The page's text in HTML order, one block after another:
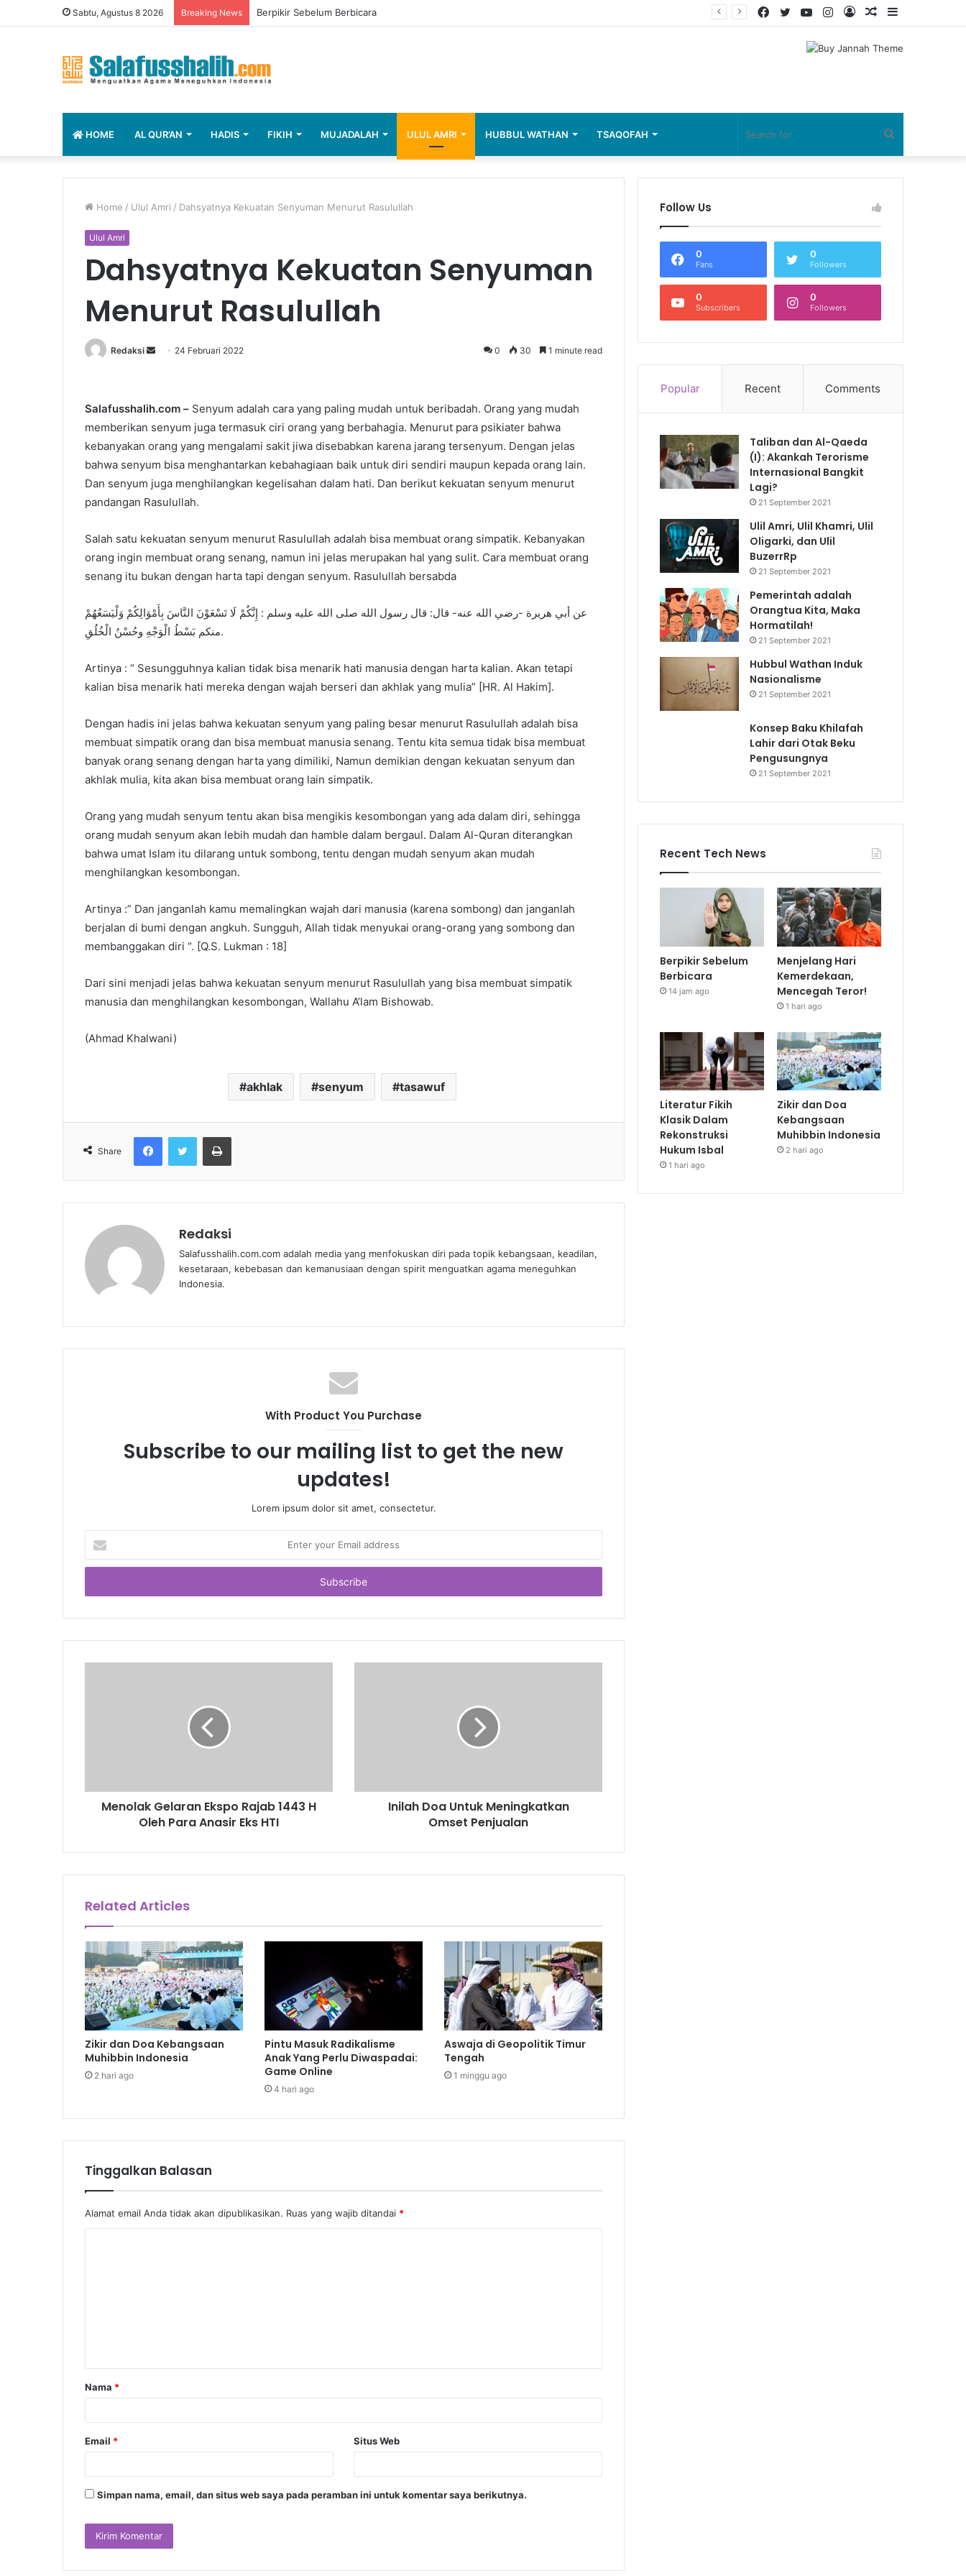
Sabtu, Agustus 8 2026 Breaking News Berpikir Sebelum Berbicara
Random
Log
Instagram
YouTube
Twitter
Facebook
HOME AL QUR’AN HADIS FIKIH MUJADALAH ULUL AMRI HUBBUL WATHAN TSAQOFAH
for
Home / Ulul Amri / Dahsyatnya Kekuatan Senyuman Menurut Rasulullah
Ulul Amri
Dahsyatnya Kekuatan Senyuman
Menurut Rasulullah
Redaksi
m
a
i
24 Februari 2022 0 30 1 minute read
Salafusshalih.com – Senyum adalah cara yang paling mudah untuk beribadah. Orang yang mudah
memberikan senyum juga termasuk ciri orang yang berbahagia. Menurut para psikiater bahwa
kebanyakan orang yang mengalami sakit jiwa disebabkan karena jarang tersenyum. Dengan jelas
bahwa senyum bisa menghantarkan kebahagiaan baik untuk diri sendiri maupun kepada orang lain.
Dan senyum juga menghilangkan kegelisahan dalam hati. Dan berikut kekuatan senyum menurut
pandangan Rasulullah.
Salah satu kekuatan senyum menurut Rasulullah adalah bisa membuat orang simpatik. Kebanyakan
orang ingin membuat orang senang, namun ini jelas merupakan hal yang sulit. Cara membuat orang
senang itu bukan dengan harta tapi dengan senyum. Rasulullah bersabda
عن أبي هريرة -رضي الله عنه- قال: قال رسول الله صلى الله عليه وسلم : إِنَّكُمْ لَا تَسْعَوْنَ النَّاسَ بِأَمْوَالِكُمْ وَلْيَسَعُهُمْ
منكم بَسْطُ الْوَجْهِ وحُسْنُ الْخُلُقِ.
Artinya : “ Sesungguhnya kalian tidak bisa menarik hati manusia dengan harta kalian. Akan tetapi
kalian bisa menarik hati mereka dengan wajah berseri dan akhlak yang mulia” [HR. Al Hakim].
Dengan hadis ini jelas bahwa kekuatan senyum yang paling besar menurut Rasulullah adalah bisa
membuat simpatik orang dan bisa membuat manusia senang. Tentu kita semua tidak bisa membuat
banyak orang senang dengan harta yang dimiliki, Namun demikian dengan kekuatan senyum dan
akhlak mulia, kita akan bisa membuat orang lain simpatik.
Orang yang mudah senyum tentu akan bisa mengikis kesombongan yang ada dalam diri, sehingga
orang mudah senyum akan lebih mudah dan hamble dalam bergaul. Dalam Al-Quran diterangkan
bahwa umat Islam itu dilarang untuk sombong, tentu dengan mudah senyum akan mudah
menghilangkan kesombongan.
Artinya :” Dan janganlah kamu memalingkan wajah dari manusia (karena sombong) dan janganlah
berjalan di bumi dengan angkuh. Sungguh, Allah tidak menyukai orang-orang yang sombong dan
membanggakan diri “. [Q.S. Lukman : 18]
Dari sini menjadi jelas bahwa kekuatan senyum menurut Rasulullah yang bisa membuat simpatik
manusia dan menghilangkan kesombongan, Wallahu A’lam Bishowab.
(Ahmad Khalwani)
akhlak senyum tasawuf
Share
Redaksi
Salafusshalih.com.com adalah media yang menfokuskan diri pada topik kebangsaan, keadilan,
kesetaraan, kebebasan dan kemanusiaan dengan spirit menguatkan agama meneguhkan
Indonesia.
With Product You Purchase
Subscribe to our mailing list to get the new
updates!
Lorem ipsum dolor sit amet, consectetur.
t
r
u
r
Menolak Gelaran Ekspo Rajab 1443 H
Oleh Para Anasir Eks HTI
Inilah Doa Untuk Meningkatkan
Omset Penjualan
Related Articles
Zikir dan Doa Kebangsaan
Muhibbin Indonesia
2 hari ago
Pintu Masuk Radikalisme
Anak Yang Perlu Diwaspadai:
Game Online
4 hari ago
Aswaja di Geopolitik Timur
Tengah
1 minggu ago
Tinggalkan Balasan
Alamat email Anda tidak akan dipublikasikan. Ruas yang wajib ditandai *
a
r
Nama *
Email * Situs Web
Simpan nama, email, dan situs web saya pada peramban ini untuk komentar saya berikutnya.
Follow Us
0
Fans
0
Followers
0
Subscribers
0
Followers
Popular Recent Comments
Taliban dan Al-Qaeda
(I): Akankah Terorisme
Internasional Bangkit
Lagi?
21 September 2021
Ulil Amri, Ulil Khamri, Ulil
Oligarki, dan Ulil
BuzerrRp
21 September 2021
Pemerintah adalah
Orangtua Kita, Maka
Hormatilah!
21 September 2021
Hubbul Wathan Induk
Nasionalisme
21 September 2021
Konsep Baku Khilafah
Lahir dari Otak Beku
Pengusungnya
21 September 2021
Recent Tech News
Berpikir Sebelum
Berbicara
14 jam ago
Menjelang Hari
Kemerdekaan,
Mencegah Teror!
1 hari ago
Literatur Fikih
Klasik Dalam
Rekonstruksi
Hukum Isbal
1 hari ago
Zikir dan Doa
Kebangsaan
Muhibbin Indonesia
2 hari ago